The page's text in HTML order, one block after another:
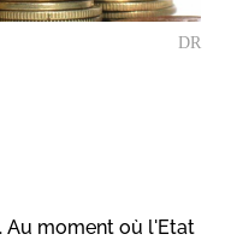
DR
Au moment où l'Etat